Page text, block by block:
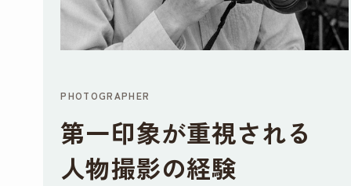
PHOTOGRAPHER
第一印象が重視される
人物撮影の経験